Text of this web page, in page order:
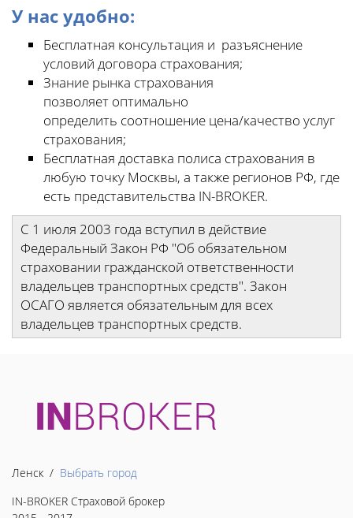
У нас удобно:
Бесплатная консультация и разъяснение
условий договора страхования;
Знание рынка страхования
позволяет оптимально
определить соотношение цена/качество услуг
страхования;
Бесплатная доставка полиса страхования в
любую точку Москвы, а также регионов РФ, где
есть представительства IN-BROKER.
С 1 июля 2003 года вступил в действие
Федеральный Закон РФ "Об обязательном
страховании гражданской ответственности
владельцев транспортных средств". Закон
ОСАГО является обязательным для всех
владельцев транспортных средств.
Ленск / Выбрать город
IN-BROKER Страховой брокер